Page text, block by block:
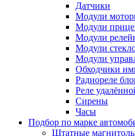
Датчики
Модули
Модули
Модули
Модули
Модули
Обходчики
Радиореле
Реле
Сирены
Часы
Подбор по марке
Штатные